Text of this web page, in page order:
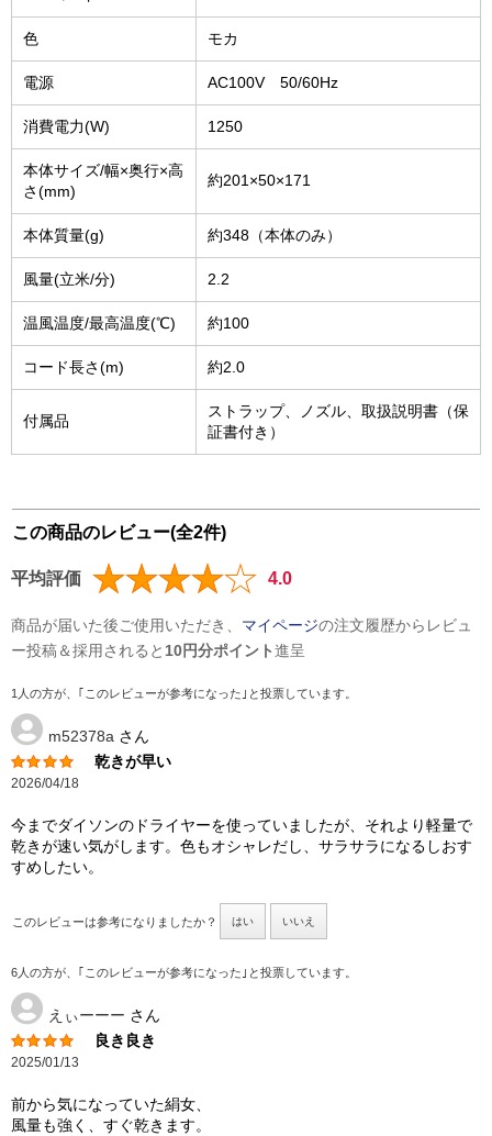
色 モカ
電源 AC100V 50/60Hz
消費電力(W) 1250
本体サイズ/幅×奥行×高
さ(mm)
約201×50×171
本体質量(g) 約348（本体のみ）
風量(立米/分) 2.2
温風温度/最高温度(℃) 約100
コード長さ(m) 約2.0
付属品
ストラップ、ノズル、取扱説明書（保
証書付き）
この商品のレビュー(全2件)
平均評価 4.0
商品が届いた後ご使用いただき、 マイページの注文履歴からレビュ
ー投稿＆採用されると 10円分ポイント進呈
1人の方が、｢このレビューが参考になった｣と投票しています。
m52378a さん
乾きが早い
2026/04/18
今までダイソンのドライヤーを使っていましたが、それより軽量で
乾きが速い気がします。色もオシャレだし、サラサラになるしおす
すめしたい。
このレビューは参考になりましたか？ はい いいえ
6人の方が、｢このレビューが参考になった｣と投票しています。
えぃーーー さん
良き良き
2025/01/13
前から気になっていた絹女、
風量も強く、すぐ乾きます。